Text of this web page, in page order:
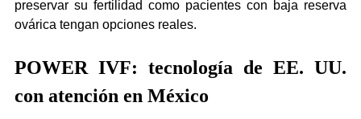
preservar su fertilidad como pacientes con baja reserva
ovárica tengan opciones reales.
POWER IVF: tecnología de EE. UU.
con atención en México